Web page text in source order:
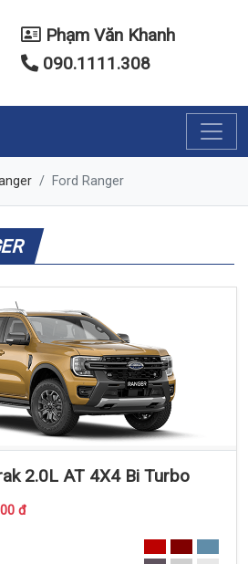
Phạm Văn Khanh
090.1111.308
Ford Ranger
2.0L AT 4X4 Bi Turbo
đ